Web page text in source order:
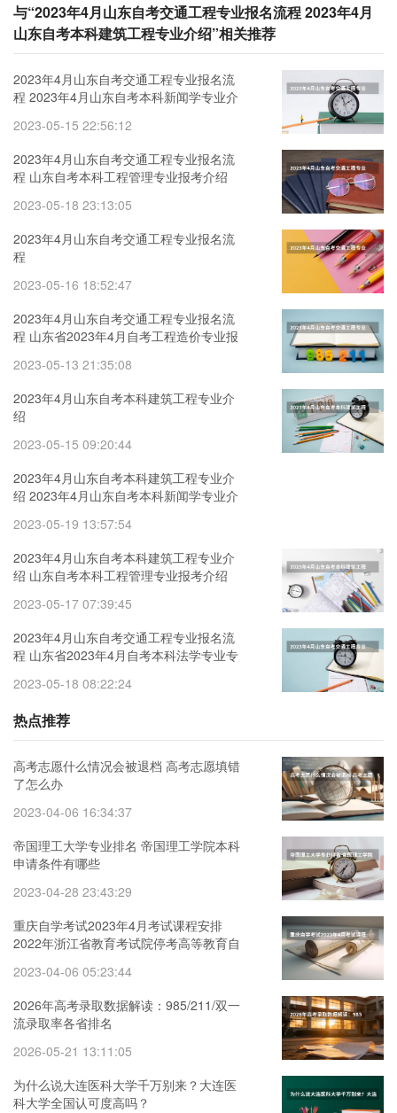
与“2023年4月山东自考交通工程专业报名流程 2023年4月
山东自考本科建筑工程专业介绍”相关推荐
2023年4月山东自考交通工程专业报名流
程 2023年4月山东自考本科新闻学专业介
2023-05-15 22:56:12
2023年4月山东自考交通工程专业报名流
程 山东自考本科工程管理专业报考介绍
2023-05-18 23:13:05
2023年4月山东自考交通工程专业报名流
程
2023-05-16 18:52:47
2023年4月山东自考交通工程专业报名流
程 山东省2023年4月自考工程造价专业报
2023-05-13 21:35:08
2023年4月山东自考本科建筑工程专业介
绍
2023-05-15 09:20:44
2023年4月山东自考本科建筑工程专业介
绍 2023年4月山东自考本科新闻学专业介
2023-05-19 13:57:54
2023年4月山东自考本科建筑工程专业介
绍 山东自考本科工程管理专业报考介绍
2023-05-17 07:39:45
2023年4月山东自考交通工程专业报名流
程 山东省2023年4月自考本科法学专业专
2023-05-18 08:22:24
热点推荐
高考志愿什么情况会被退档 高考志愿填错
了怎么办
2023-04-06 16:34:37
帝国理工大学专业排名 帝国理工学院本科
申请条件有哪些
2023-04-28 23:43:29
重庆自学考试2023年4月考试课程安排
2022年浙江省教育考试院停考高等教育自
2023-04-06 05:23:44
2026年高考录取数据解读：985/211/双一
流录取率各省排名
2026-05-21 13:11:05
为什么说大连医科大学千万别来？大连医
科大学全国认可度高吗？